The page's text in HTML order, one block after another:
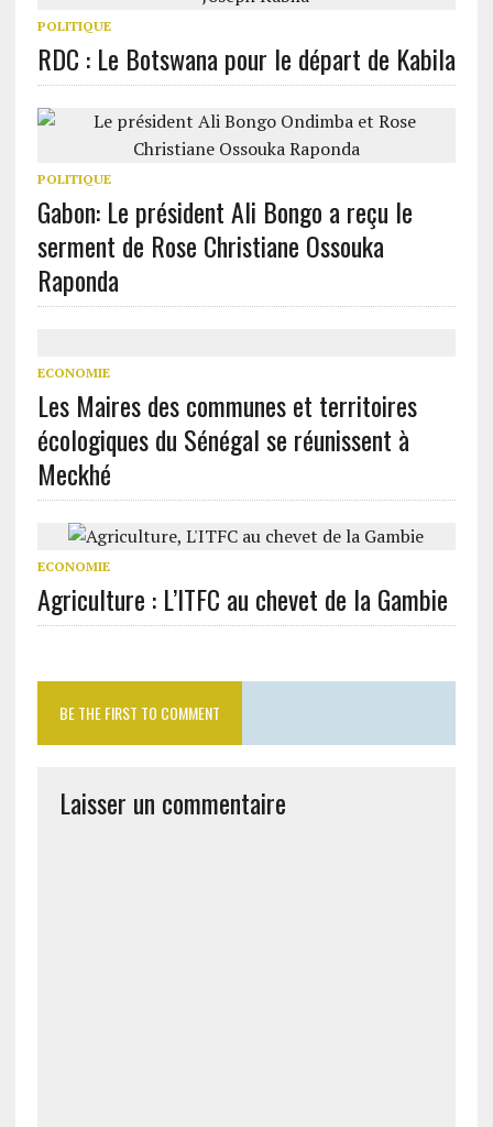
POLITIQUE
RDC : Le Botswana pour le départ de Kabila
POLITIQUE
Gabon: Le président Ali Bongo a reçu le
serment de Rose Christiane Ossouka
Raponda
ECONOMIE
Les Maires des communes et territoires
écologiques du Sénégal se réunissent à
Meckhé
ECONOMIE
Agriculture : L’ITFC au chevet de la Gambie
BE THE FIRST TO COMMENT
Laisser un commentaire